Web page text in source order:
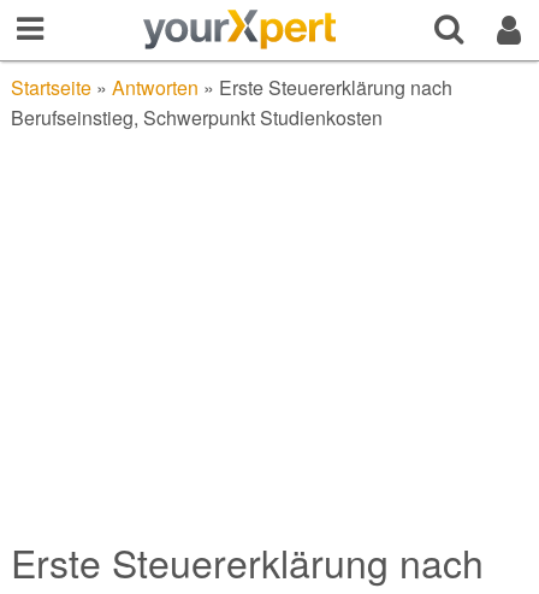
Startseite» Antworten » Erste Steuererklärung nach
Berufseinstieg, Schwerpunkt Studienkosten
Erste Steuererklärung nach